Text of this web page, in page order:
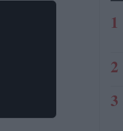
1
2
3